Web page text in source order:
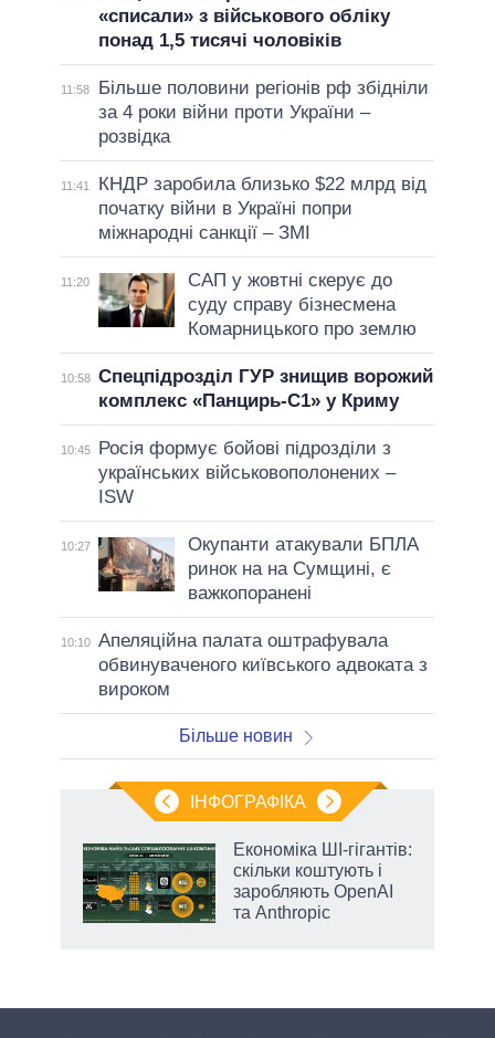
«списали» з військового обліку
понад 1,5 тисячі чоловіків
11:58
Більше половини регіонів рф збідніли
за 4 роки війни проти України –
розвідка
11:41
КНДР заробила близько $22 млрд від
початку війни в Україні попри
міжнародні санкції – ЗМІ
11:20
САП у жовтні скерує до
суду справу бізнесмена
Комарницького про землю
10:58 Спецпідрозділ ГУР знищив ворожий
комплекс «Панцирь-С1» у Криму
10:45
Росія формує бойові підрозділи з
українських військовополонених –
ISW
10:27
Окупанти атакували БПЛА
ринок на на Сумщині, є
важкопоранені
10:10 Апеляційна палата оштрафувала
обвинуваченого київського адвоката з
вироком
Більше новин
ІНФОГРАФІКА
Економіка ШІ-гігантів:
скільки коштують і
заробляють OpenAI
та Anthropic